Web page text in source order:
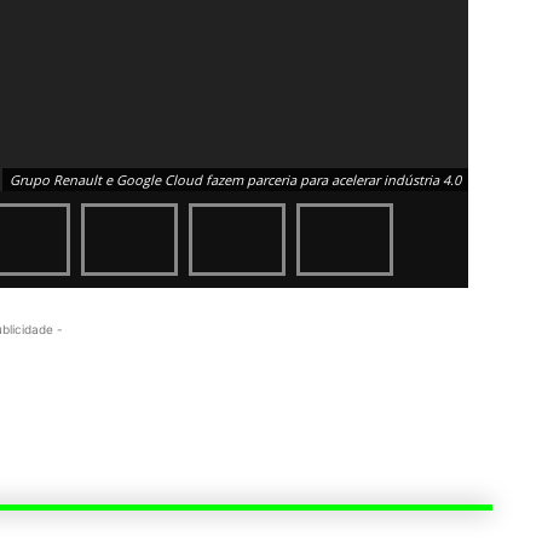
Grupo Renault e Google Cloud fazem parceria para acelerar indústria 4.0
-